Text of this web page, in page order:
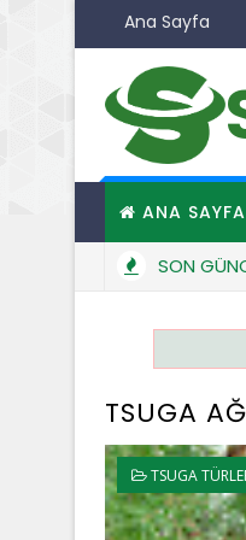
Ana Sayfa
ANA SAYFA
SON
TSUGA
TSUGA